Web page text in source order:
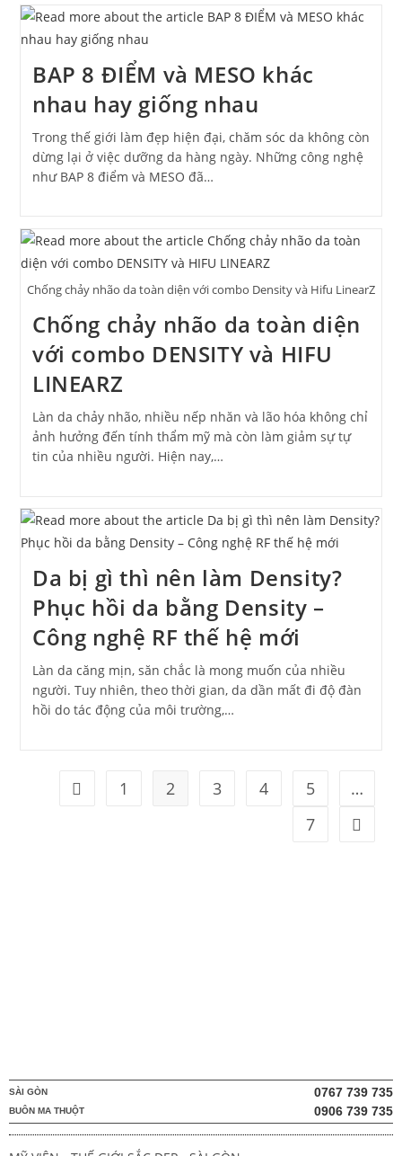
BAP 8 ĐIỂM và MESO khác
nhau hay giống nhau
Trong thế giới làm đẹp hiện đại, chăm sóc da không còn
dừng lại ở việc dưỡng da hàng ngày. Những công nghệ
như BAP 8 điểm và MESO đã…
Chống chảy nhão da toàn diện với combo Density và Hifu LinearZ
Chống chảy nhão da toàn diện
với combo DENSITY và HIFU
LINEARZ
Làn da chảy nhão, nhiều nếp nhăn và lão hóa không chỉ
ảnh hưởng đến tính thẩm mỹ mà còn làm giảm sự tự
tin của nhiều người. Hiện nay,…
Da bị gì thì nên làm Density?
Phục hồi da bằng Density –
Công nghệ RF thế hệ mới
Làn da căng mịn, săn chắc là mong muốn của nhiều
người. Tuy nhiên, theo thời gian, da dần mất đi độ đàn
hồi do tác động của môi trường,…
1 2 3 4 5
…
7
SÀI GÒN 0767 739 735
BUÔN MA THUỘT 0906 739 735